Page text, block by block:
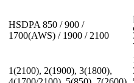
HSDPA 850 / 900 /
1700(AWS) / 1900 / 2100
1(2100), 2(1900), 3(1800),